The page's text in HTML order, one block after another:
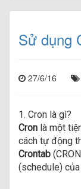
Sử dụng
27/6/16
1. Cron là gì?
Cron là một
cách tự động
Crontab
(schedule)